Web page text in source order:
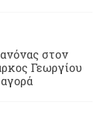
στον
Γεωργίου